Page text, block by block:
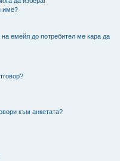
име?
емейл до потребител ме кара да
към анкетата?